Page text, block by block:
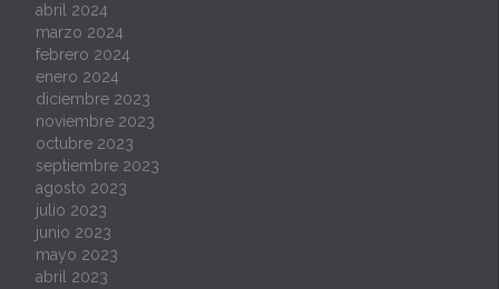
abril 2024
marzo 2024
febrero 2024
enero 2024
diciembre 2023
noviembre 2023
octubre 2023
septiembre 2023
agosto 2023
julio 2023
junio 2023
mayo 2023
abril 2023